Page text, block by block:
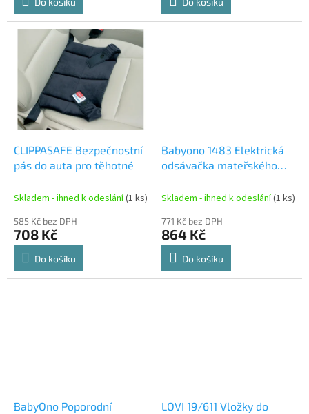
CLIPPASAFE Bezpečnostní
pás do auta pro těhotné
Skladem - ihned k odeslání(1 ks)
585 Kč bez DPH
708 Kč
Do košíku
Babyono 1483 Elektrická
odsávačka mateřského
Skladem - ihned k odeslání(1 ks)
771 Kč bez DPH
864 Kč
Do košíku
BabyOno Poporodní
LOVI 19/611 Vložky do